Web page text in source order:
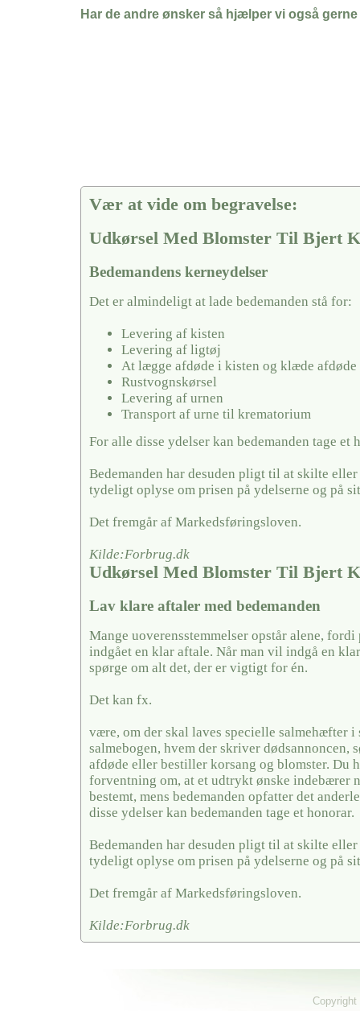
Har de andre ønsker så hjælper vi også gerne
Vær at vide om begravelse:
Udkørsel Med Blomster Til Bjert
Bedemandens kerneydelser
Det er almindeligt at lade bedemanden stå for:
Levering af kisten
Levering af ligtøj
At lægge afdøde i kisten og klæde afdøde
Rustvognskørsel
Levering af urnen
Transport af urne til krematorium
For alle disse ydelser kan bedemanden tage et
Bedemanden har desuden pligt til at skilte eller
tydeligt oplyse om prisen på ydelserne og på
Det fremgår af Markedsføringsloven.
Kilde:Forbrug.dk
Udkørsel Med Blomster Til Bjert
Lav klare aftaler med bedemanden
Mange uoverensstemmelser opstår alene,
indgået en klar aftale. Når man vil indgå en
spørge om alt det, der er vigtigt for én.
Det kan fx.
være, om der skal laves specielle salmehæfter i
salmebogen, hvem der skriver
afdøde eller bestiller korsang og blomster. Du
forventning om, at et udtrykt ønske indebærer
bestemt, mens bedemanden opfatter det
disse ydelser kan bedemanden tage et honorar.
Bedemanden har desuden pligt til at skilte eller
tydeligt oplyse om prisen på ydelserne og på
Det fremgår af Markedsføringsloven.
Kilde:Forbrug.dk